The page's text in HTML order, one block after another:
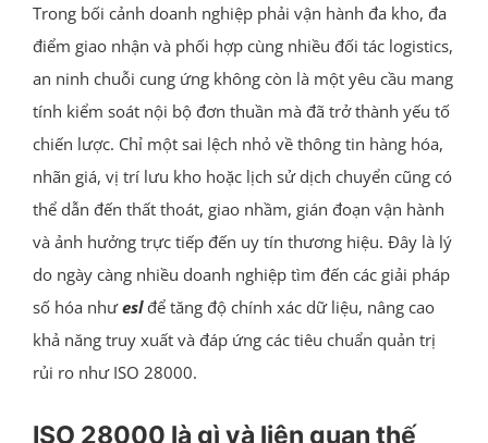
Trong bối cảnh doanh nghiệp phải vận hành đa kho, đa
điểm giao nhận và phối hợp cùng nhiều đối tác logistics,
an ninh chuỗi cung ứng không còn là một yêu cầu mang
tính kiểm soát nội bộ đơn thuần mà đã trở thành yếu tố
chiến lược. Chỉ một sai lệch nhỏ về thông tin hàng hóa,
nhãn giá, vị trí lưu kho hoặc lịch sử dịch chuyển cũng có
thể dẫn đến thất thoát, giao nhầm, gián đoạn vận hành
và ảnh hưởng trực tiếp đến uy tín thương hiệu. Đây là lý
do ngày càng nhiều doanh nghiệp tìm đến các giải pháp
số hóa nhưeslđể tăng độ chính xác dữ liệu, nâng cao
khả năng truy xuất và đáp ứng các tiêu chuẩn quản trị
rủi ro như ISO 28000.
ISO 28000 là gì và liên quan thế